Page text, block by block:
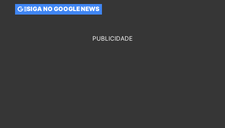
SIGA NO GOOGLE NEWS
PUBLICIDADE